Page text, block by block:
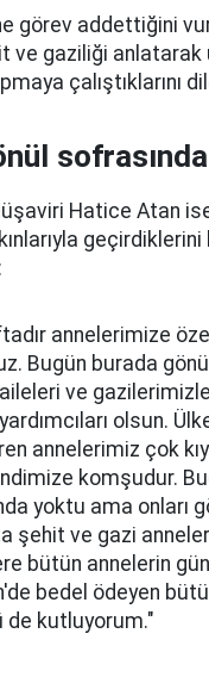
görev addettiğini
ve gaziliği anlatarak
çalıştıklarını
Hatice Atan
annelerimize
Bugün burada
ve
olsun.
annelerimiz çok
komşudur.
yoktu ama onları
şehit ve gazi
bütün annelerin
bedel ödeyen
de kutluyorum."